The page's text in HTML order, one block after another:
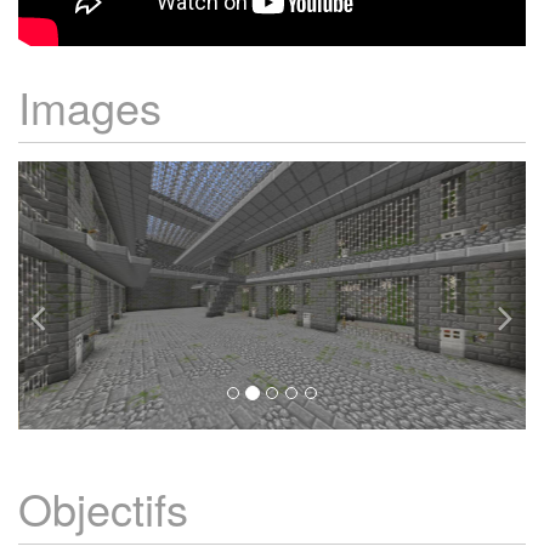
Images
Objectifs